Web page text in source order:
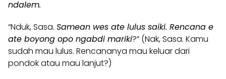
ndalem.
“Nduk, Sasa. Samean wes ate lulus saiki. Rencana e
ate boyong opo ngabdi mariki?” (Nak, Sasa. Kamu
sudah mau lulus. Rencananya mau keluar dari
pondok atau mau lanjut?)